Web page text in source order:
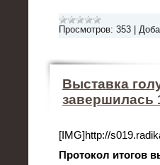
Просмотров: 353
Выставка
завершилась
[IMG]http://
Протокол итогов